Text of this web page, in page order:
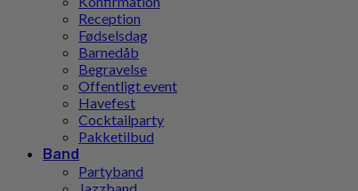
Reception
Fødselsdag
Barnedåb
Begravelse
Offentligt event
Havefest
Cocktailparty
Pakketilbud
Band
Partyband